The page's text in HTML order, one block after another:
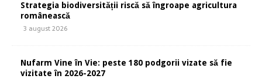
Strategia biodiversității riscă să îngroape agricultura
românească
3 august 2026
Nufarm Vine în Vie: peste 180 podgorii vizate să fie
vizitate în 2026-2027